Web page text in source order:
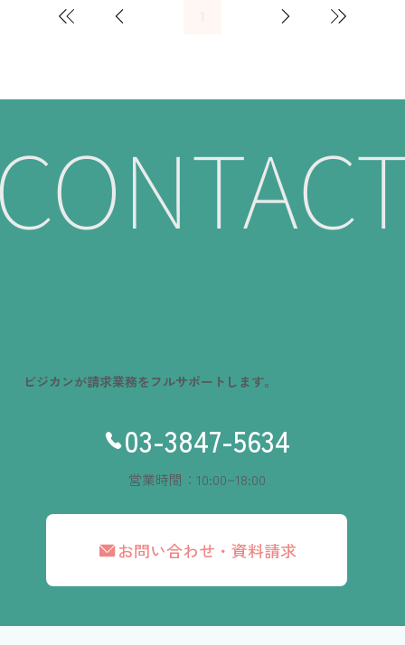
ビジカンが請求業務をフルサポートします。
03-3847-5634
営業時間：10:00~18:00
お問い合わせ・資料請求